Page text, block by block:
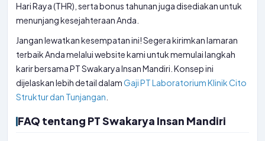
Hari Raya (THR), serta bonus tahunan juga disediakan untuk
menunjang kesejahteraan Anda.
Jangan lewatkan kesempatan ini! Segera kirimkan lamaran
terbaik Anda melalui website kami untuk memulai langkah
karir bersama PT Swakarya Insan Mandiri. Konsep ini
dijelaskan lebih detail dalamGaji PT Laboratorium Klinik Cito
Struktur dan Tunjangan
FAQ tentang PT Swakarya Insan Mandiri